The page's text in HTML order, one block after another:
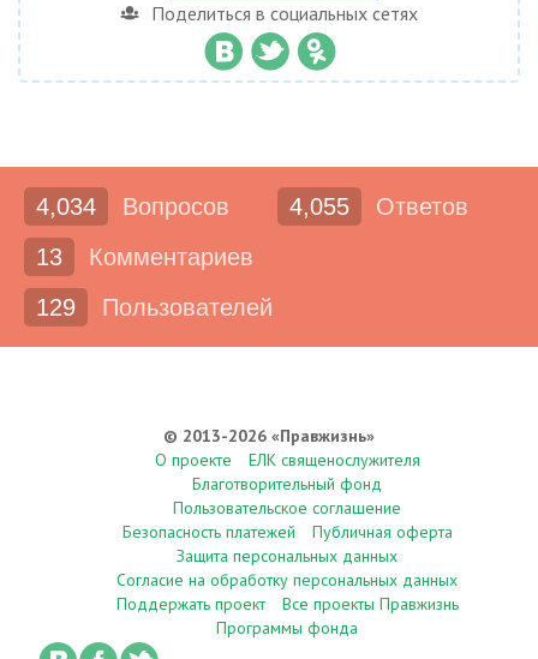
Поделиться в социальных сетях
4,034 Вопросов 4,055
Ответов
13
Комментариев
129
Пользователей
© 2013-2026 «Правжизнь»
О проекте
ЕЛК священослужителя
Благотворительный фонд
Пользовательское соглашение
Безопасность платежей
Публичная оферта
Защита персональных данных
Согласие на обработку персональных данных
Поддержать проект
Все проекты Правжизнь
Программы фонда